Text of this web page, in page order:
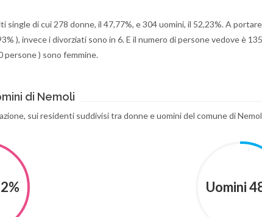
single di cui 278 donne, il 47,77%, e 304 uomini, il 52,23%. A
), invece i divorziati sono in 6. E il numero di persone vedove è
persone ) sono femmine.
di Nemoli
sui residenti suddivisi tra donne e uomini del comune di
Uomini